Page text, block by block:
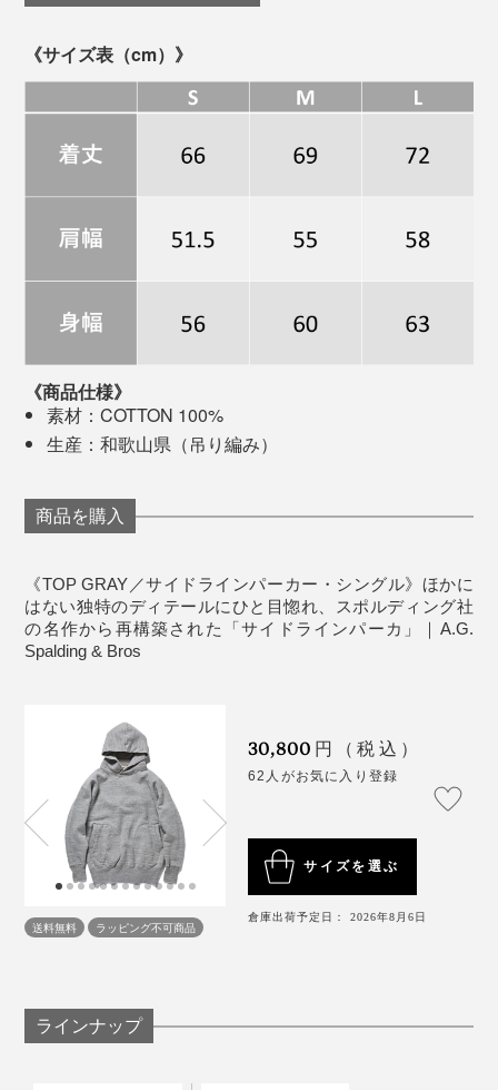
腰元のリブ上に配されたネームタグも、当時のロゴを忠
実にデザイン。この数字フォントを再現するのに苦労し
たのだとか。「MADE IN JAPAN」の文字が輝いていま
す。
ゆっくり時間をかけて編まれたスウェットは、じっくり
エイジングも楽しめます。
1937～1938 FALL & WINTER CATALOG
値で取引されていますが、その中でも特に人気なのが
年代のヴィンテージともなると、悠に30万円は超えてく
る代物ばかり。
入手した当時のスポルディングのカタログを読み込んで
いくと、当時の価格で$7～12.5。リーバイスのデニムが
《サイズ表（cm）》
《商品仕様》
素材：COTTON 100%
生産：和歌山県（吊り編み）
商品を購入
《TOP GRAY／サイドラインパーカー・シングル》ほかに
はない独特のディテールにひと目惚れ、スポルディング社
の名作から再構築された「サイドラインパーカ」｜A.G.
Spalding & Bros
送料無料 ラッピング不可商品
30,800 円（税込）
62人がお気に入り登録
サイズを選ぶ
倉庫出荷予定日： 2026年8月6日
ラインナップ